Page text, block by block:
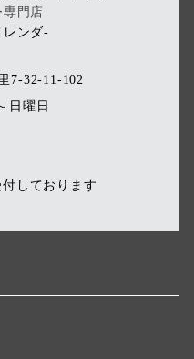
専門店
レンダ-
7-32-11-102
日曜日
しております